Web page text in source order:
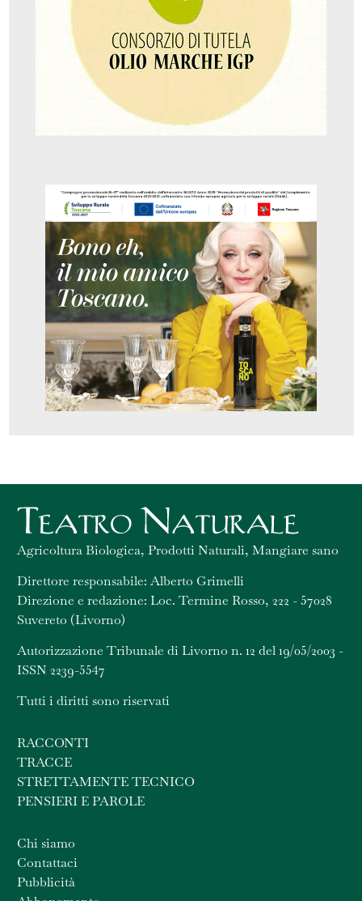
Agricoltura Biologica, Prodotti Naturali, Mangiare sano
Direttore responsabile: Alberto Grimelli
Direzione e redazione: Loc. Termine Rosso, 222 - 57028
Suvereto (Livorno)
Autorizzazione Tribunale di Livorno n. 12 del 19/05/2003 -
ISSN 2239-5547
Tutti i diritti sono riservati
RACCONTI
TRACCE
STRETTAMENTE TECNICO
PENSIERI E PAROLE
Chi siamo
Contattaci
Pubblicità